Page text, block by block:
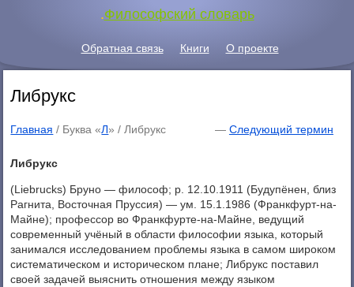
.Философский словарь
Обратная связь Книги О проекте
Либрукс
Главная / Буква «Л» /Либрукс — Следующий термин
Либрукс
(Liebrucks) Бруно — философ; p. 12.10.1911 (Будупёнен, близ
Рагнита, Восточная Пруссия) — ум. 15.1.1986 (Франкфурт-на-
Майне); профессор во Франкфурте-на-Майне, ведущий
современный учёный в области философии языка, который
занимался исследованием проблемы языка в самом широком
систематическом и историческом плане; Либрукс поставил
своей задачей выяснить отношения между языком